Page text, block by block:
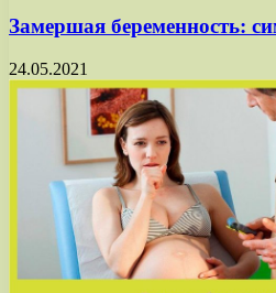
Замершая беременность:
24.05.2021